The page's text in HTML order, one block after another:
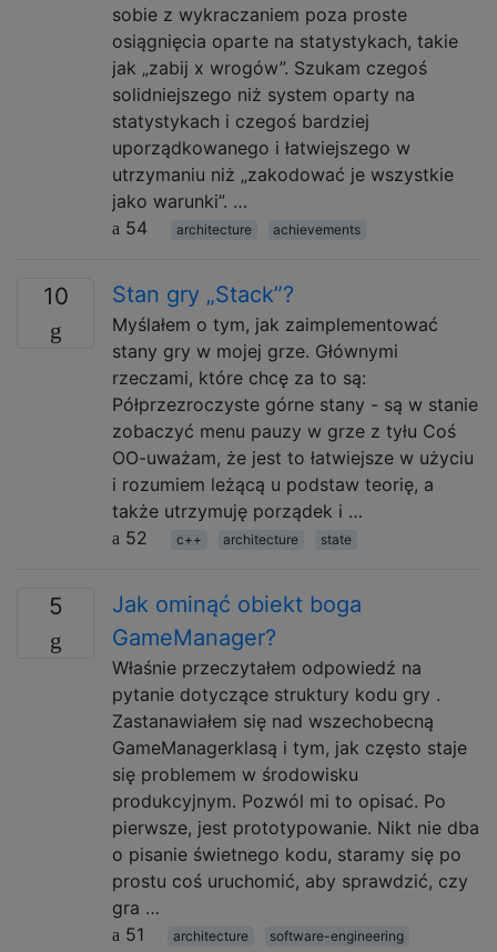
sobie z wykraczaniem poza proste
osiągnięcia oparte na statystykach, takie
jak „zabij x wrogów”. Szukam czegoś
solidniejszego niż system oparty na
statystykach i czegoś bardziej
uporządkowanego i łatwiejszego w
utrzymaniu niż „zakodować je wszystkie
jako warunki”. …
54
architecture achievements
10 Stan gry „Stack”?
Myślałem o tym, jak zaimplementować
stany gry w mojej grze. Głównymi
rzeczami, które chcę za to są:
Półprzezroczyste górne stany - są w stanie
zobaczyć menu pauzy w grze z tyłu Coś
OO-uważam, że jest to łatwiejsze w użyciu
i rozumiem leżącą u podstaw teorię, a
także utrzymuję porządek i …
52
c++ architecture state
5
Jak ominąć obiekt boga
GameManager?
Właśnie przeczytałem odpowiedź na
pytanie dotyczące struktury kodu gry .
Zastanawiałem się nad wszechobecną
GameManagerklasą i tym, jak często staje
się problemem w środowisku
produkcyjnym. Pozwól mi to opisać. Po
pierwsze, jest prototypowanie. Nikt nie dba
o pisanie świetnego kodu, staramy się po
prostu coś uruchomić, aby sprawdzić, czy
gra …
51
architecture
software-engineering